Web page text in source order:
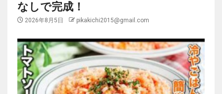
なしで完成！
2026年8月5日 pikakichi2015@gmail.com